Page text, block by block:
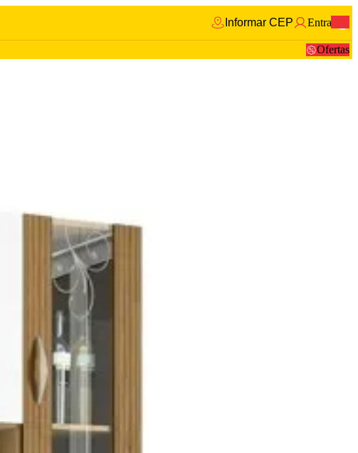
Informar CEP Entrar
Ofertas